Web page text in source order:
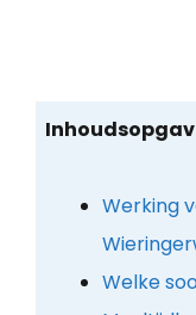
Werking
Welke